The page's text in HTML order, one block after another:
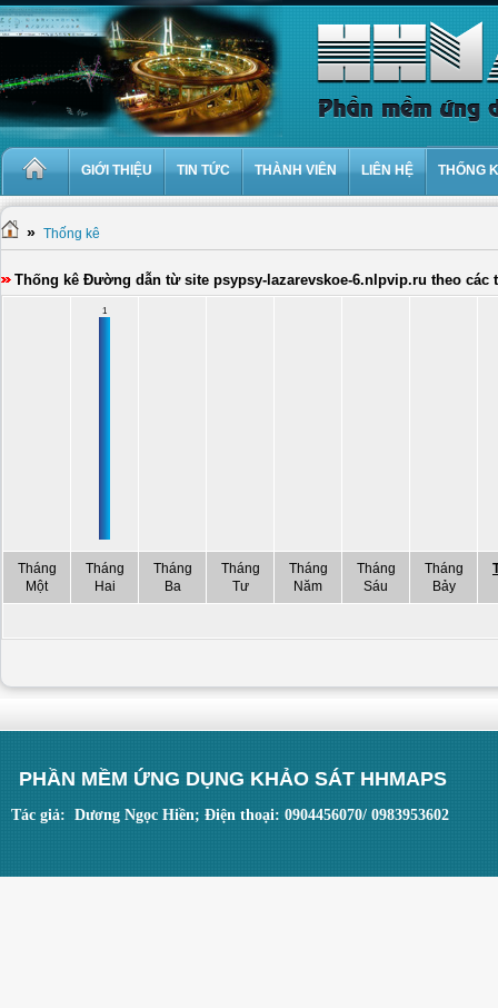
GIỚI THIỆU TIN TỨC THÀNH VIÊN LIÊN HỆ THỐNG
» Thống kê
Thống kê Đường dẫn từ site psypsy-lazarevskoe-6.nlpvip.ru theo các
1
Tháng
Một
Tháng
Hai
Tháng
Ba
Tháng
Tư
Tháng
Năm
Tháng
Sáu
Tháng
Bảy
PHẦN MỀM ỨNG DỤNG KHẢO SÁT HHMAPS
Tác giả: Dương Ngọc Hiền; Điện thoại: 0904456070/ 0983953602